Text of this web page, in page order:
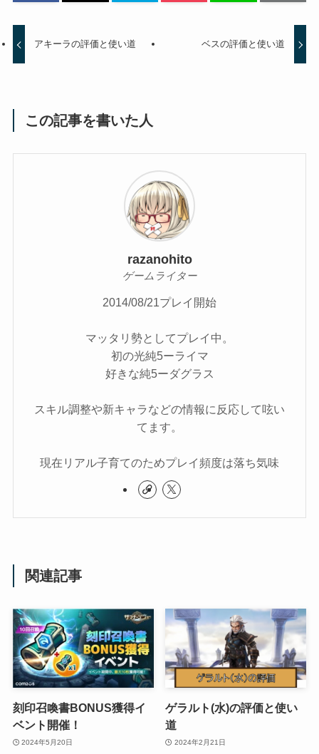
アキーラの評価と使い道 ベスの評価と使い道
この記事を書いた人
razanohito
ゲームライター
2014/08/21プレイ開始
マッタリ勢としてプレイ中。
初の光純5ーライマ
好きな純5ーダグラス
スキル調整や新キャラなどの情報に反応して呟い
てます。
現在リアル子育てのためプレイ頻度は落ち気味
関連記事
刻印召喚書BONUS獲得イ
ベント開催！
2024年5月20日
ゲラルト(水)の評価と使い
道
2024年2月21日